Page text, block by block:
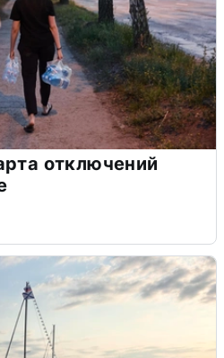
отключений